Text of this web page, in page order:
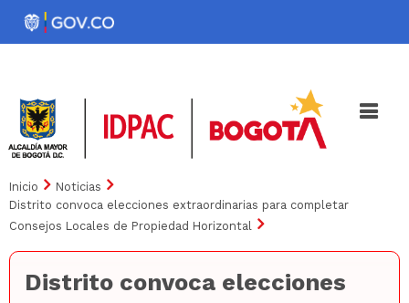
Pasar
Noticias Iniciativas
Inicio
Noticias
Distrito convoca elecciones extraordinarias para completar
Consejos Locales de Propiedad Horizontal
Distrito convoca elecciones